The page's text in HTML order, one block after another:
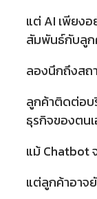
แต่ AI เพียงอ
สัมพันธ์กับลูก
ลองนึกถึงสถ
ลูกค้าติดต่อบ
ธุรกิจของตน
แม้ Chatbot
แต่ลูกค้าอาจ